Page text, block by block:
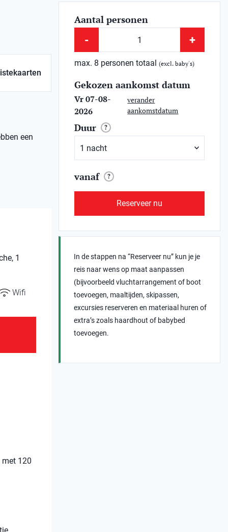
een
1
Wifi
120
Aantal personen
- +
max. 8 personen totaal(excl. baby's)
Gekozen aankomst datum
Vr 07-08-
2026
verander
aankomstdatum
Duur ?
vanaf ?
Reserveer nu
In de stappen na “Reserveer nu” kun je je
reis naar wens op maat aanpassen
(bijvoorbeeld vluchtarrangement of boot
toevoegen, maaltijden, skipassen,
excursies reserveren en materiaal huren of
extra’s zoals haardhout of babybed
toevoegen.